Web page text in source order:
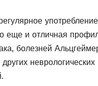
еще и отличная
болезней
неврологических